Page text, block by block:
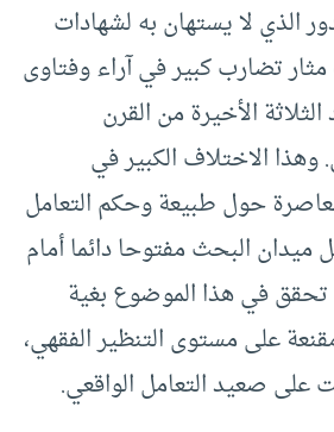
الذي لا يستهان به لشهادات
مثار تضارب كبير في آراء وفتاوى
الأخيرة من القرن
الاختلاف الكبير في
حول طبيعة وحكم التعامل
ميدان البحث مفتوحا دائما أمام
في هذا الموضوع بغية
على مستوى التنظير الفقهي،
على صعيد التعامل الواقعي.